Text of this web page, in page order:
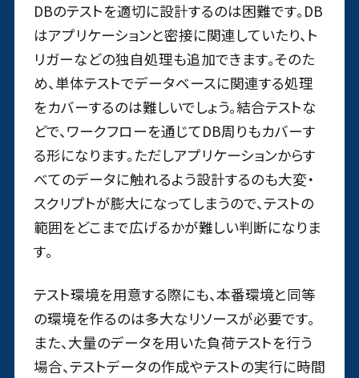
DBのテストを適切に設計するのは困難です。DB
はアプリケーションと密接に関連していたり、ト
リガーなどの独自処理も追加できます。そのた
め、単体テストでデータベースに関連する処理
をカバーするのは難しいでしょう。結合テストな
どで、ワークフローを通じてDB周りもカバーす
る形になります。ただしアプリケーションからす
べてのデータに触れるよう設計するのも大変・
スクリプトが膨大になってしまうので、テストの
範囲をどこまで広げるかが難しい判断になりま
す。
テスト環境を用意する際にも、本番環境と同等
の環境を作るのは多大なリソースが必要です。
また、大量のデータを用いた負荷テストを行う
場合、テストデータの作成やテストの実行に時間